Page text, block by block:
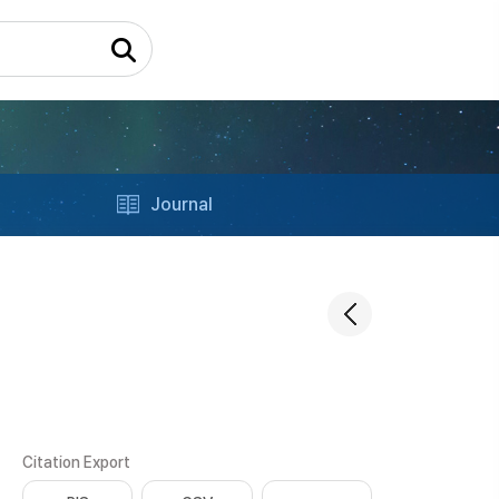
Journal
Citation Export